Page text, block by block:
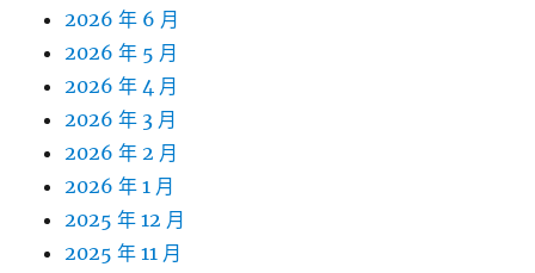
2026 年 6 月
2026 年 5 月
2026 年 4 月
2026 年 3 月
2026 年 2 月
2026 年 1 月
2025 年 12 月
2025 年 11 月